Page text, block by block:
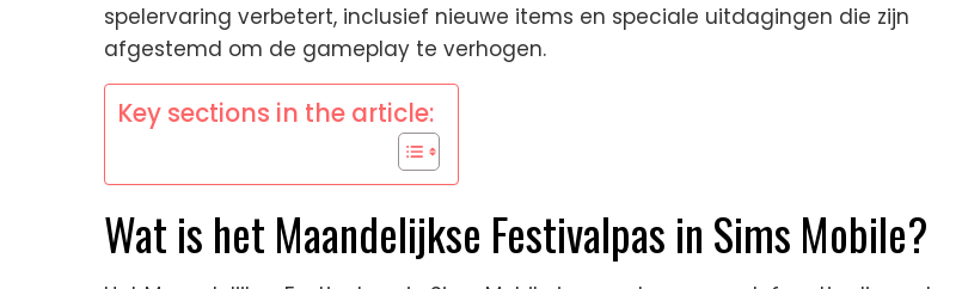
spelervaring verbetert, inclusief nieuwe items en speciale uitdagingen die zijn
afgestemd om de gameplay te verhogen.
Key sections in the article:
Wat is het Maandelijkse Festivalpas in Sims Mobile?